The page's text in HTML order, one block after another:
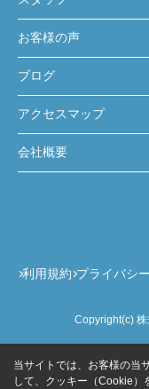
お客様の声
ブログ
アクセスマップ
会社概要
利用規約 プライバシ
Copyright(c)
当サイトでは、お客様の当
して、クッキー（Cookie）